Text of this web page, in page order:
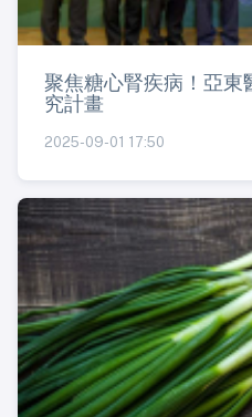
聚焦糖心腎疾病！亞東
究計畫
2025-09-01 17:50